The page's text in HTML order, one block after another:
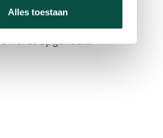
Alles toestaan
wordt opgehaald.